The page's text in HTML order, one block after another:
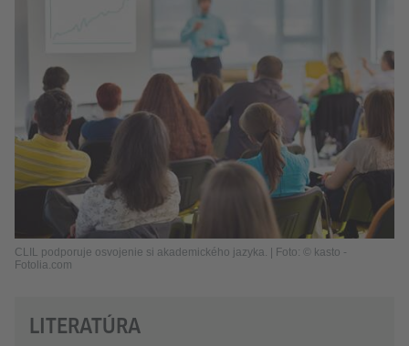
CLIL podporuje osvojenie si akademického jazyka. | Foto: © kasto -
Fotolia.com
LITERATÚRA